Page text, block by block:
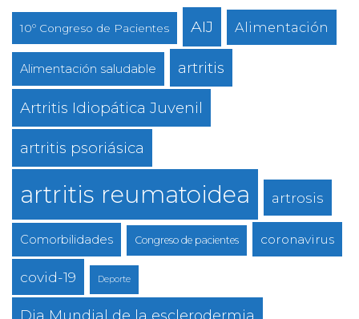
10º Congreso de Pacientes AIJ Alimentación
Alimentación saludable artritis
Artritis Idiopática Juvenil
artritis psoriásica
artritis reumatoidea artrosis
Comorbilidades Congreso de pacientes coronavirus
covid-19 Deporte
Dia Mundial de la esclerodermia